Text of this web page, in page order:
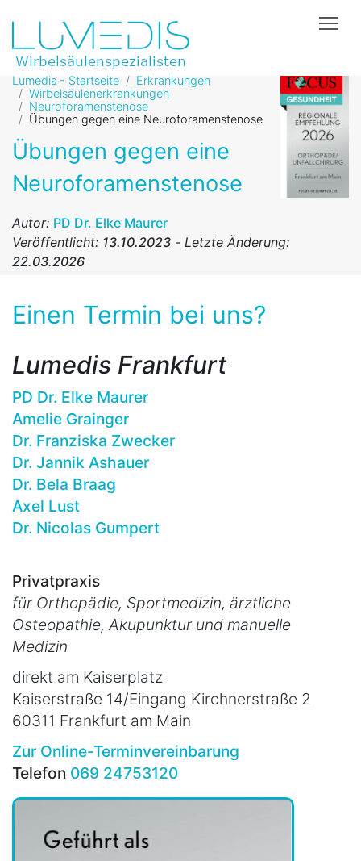
Lumedis - Startseite
Erkrankungen
Wirbelsäulenerkrankungen
Neuroforamenstenose
Übungen gegen eine Neuroforamenstenose
Übungen gegen eine
Neuroforamenstenose
Autor: PD Dr. Elke Maurer
Veröffentlicht: 13.10.2023 - Letzte Änderung:
22.03.2026
Einen Termin bei uns?
Lumedis Frankfurt
PD Dr. Elke Maurer
Amelie Grainger
Dr. Franziska Zwecker
Dr. Jannik Ashauer
Dr. Bela Braag
Axel Lust
Dr. Nicolas Gumpert
Privatpraxis
für Orthopädie, Sportmedizin, ärztliche
Osteopathie, Akupunktur und manuelle
Medizin
direkt am Kaiserplatz
Kaiserstraße 14/Eingang Kirchnerstraße 2
60311 Frankfurt am Main
Zur Online-Terminvereinbarung
Telefon 069 24753120